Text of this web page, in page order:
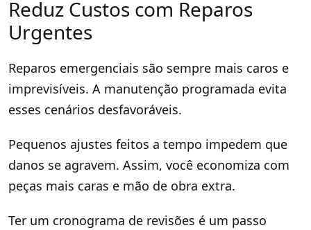
Reduz Custos com Reparos
Urgentes
Reparos emergenciais são sempre mais caros e
imprevisíveis. A manutenção programada evita
esses cenários desfavoráveis.
Pequenos ajustes feitos a tempo impedem que
danos se agravem. Assim, você economiza com
peças mais caras e mão de obra extra.
Ter um cronograma de revisões é um passo